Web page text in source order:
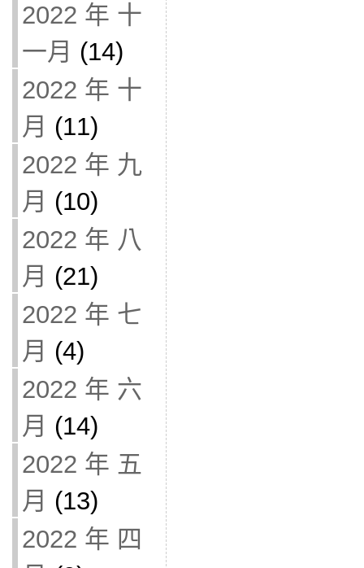
2022 年 十
一月 (14)
2022 年 十
月 (11)
2022 年 九
月 (10)
2022 年 八
月 (21)
2022 年 七
月 (4)
2022 年 六
月 (14)
2022 年 五
月 (13)
2022 年 四